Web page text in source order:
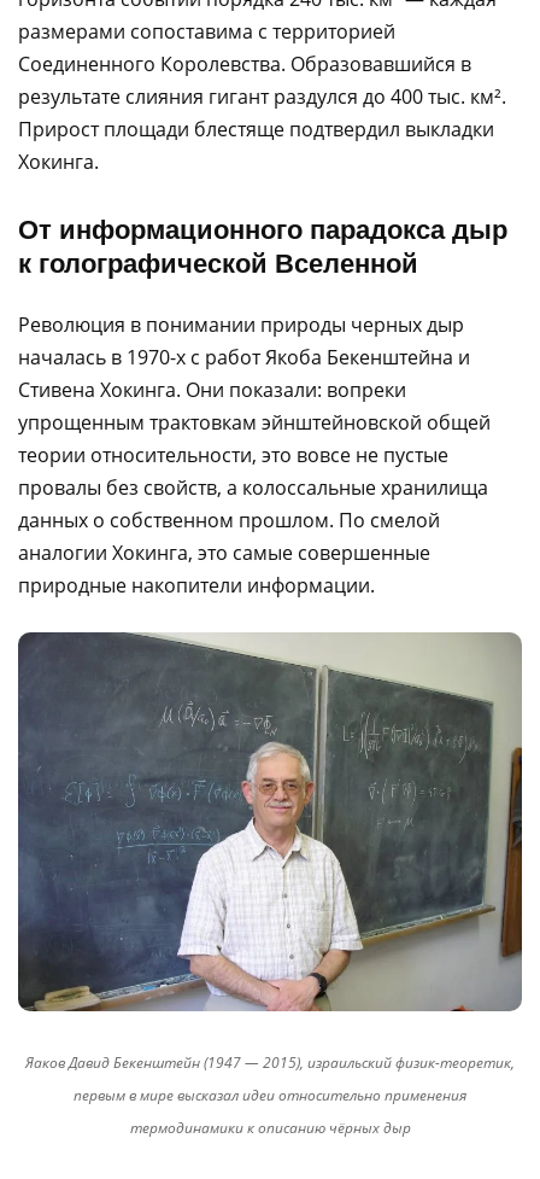
размерами сопоставима с территорией
Соединенного Королевства. Образовавшийся в
результате слияния гигант раздулся до 400 тыс. км².
Прирост площади блестяще подтвердил выкладки
Хокинга.
От информационного парадокса дыр
к голографической Вселенной
Революция в понимании природы черных дыр
началась в 1970-х с работ Якоба Бекенштейна и
Стивена Хокинга. Они показали: вопреки
упрощенным трактовкам эйнштейновской общей
теории относительности, это вовсе не пустые
провалы без свойств, а колоссальные хранилища
данных о собственном прошлом. По смелой
аналогии Хокинга, это самые совершенные
природные накопители информации.
Яаков Давид Бекенштейн (1947 — 2015), израильский физик-теоретик,
первым в мире высказал идеи относительно применения
термодинамики к описанию чёрных дыр